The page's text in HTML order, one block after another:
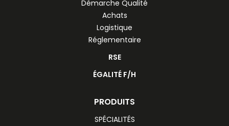
Démarche Qualité
Achats
Logistique
Réglementaire
RSE
ÉGALITÉ F/H
PRODUITS
SPÉCIALITÉS